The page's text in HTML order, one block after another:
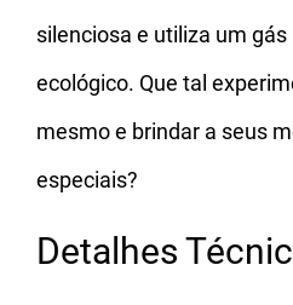
silenciosa e utiliza um
ecológico. Que tal
mesmo e brindar a seus
especiais?
Detalhes